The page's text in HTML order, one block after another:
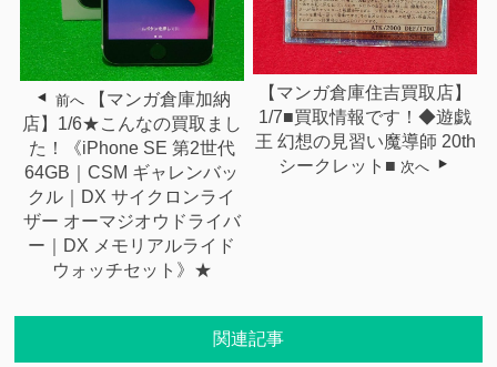
前へ
【マンガ倉庫加納
店】1/6★こんなの買取まし
た！《iPhone SE 第2世代
64GB｜CSM ギャレンバッ
クル｜DX サイクロンライ
ザー オーマジオウドライバ
ー｜DX メモリアルライド
ウォッチセット》★
【マンガ倉庫住吉買取店】
1/7■買取情報です！◆遊戯
王 幻想の見習い魔導師 20th
シークレット■ 次へ
関連記事